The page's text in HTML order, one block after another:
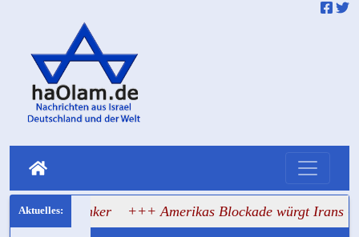
Tanker +++ Amerikas Blockade würgt Irans Ölexport ab